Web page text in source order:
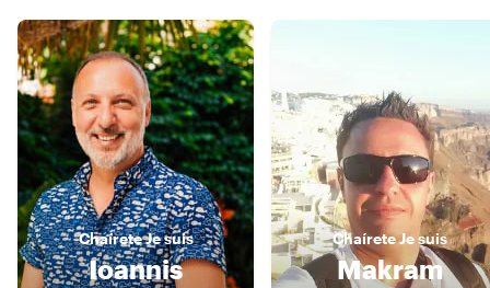
ChaíreteJe suis
Ioannis
ChaíreteJe suis
Makram